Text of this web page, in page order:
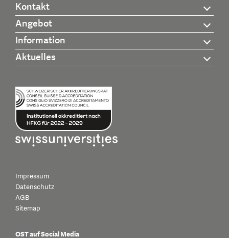
Kontakt
Angebot
Information
Aktuelles
Impressum
Datenschutz
AGB
Sitemap
OST auf Social Media